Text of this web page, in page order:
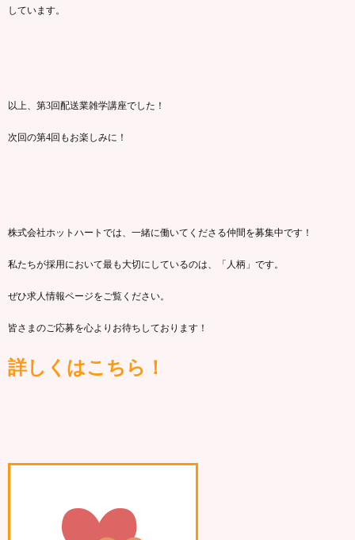
しています。
以上、第3回配送業雑学講座でした！
次回の第4回もお楽しみに！
株式会社ホットハートでは、一緒に働いてくださる仲間を募集中です！
私たちが採用において最も大切にしているのは、「人柄」です。
ぜひ求人情報ページをご覧ください。
皆さまのご応募を心よりお待ちしております！
詳しくはこちら！